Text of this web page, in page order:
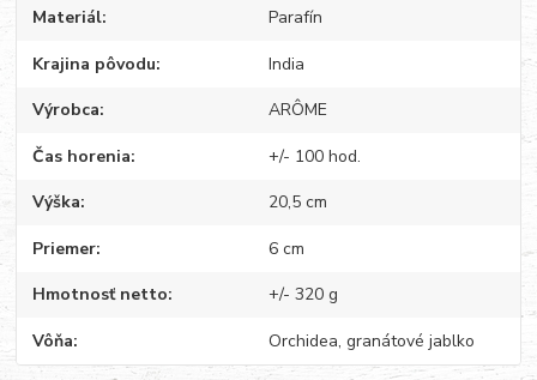
Materiál Parafín
Krajina pôvodu India
Výrobca ARÔME
Čas horenia +/- 100 hod.
Výška 20,5 cm
Priemer 6 cm
Hmotnosť netto +/- 320 g
Vôňa Orchidea, granátové jablko